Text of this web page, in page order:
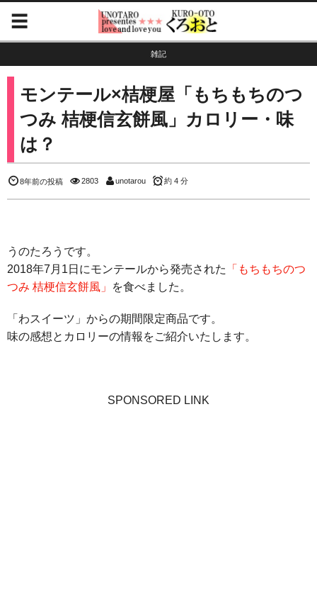
雑記
モンテール×桔梗屋「もちもちのつ
つみ 桔梗信玄餅風」カロリー・味
は？
8年前の投稿 2803 unotarou 約 4 分
うのたろうです。
2018年7月1日にモンテールから発売された
「もちもちのつ
つみ 桔梗信玄餅風」
を食べました。
「わスイーツ」からの期間限定商品です。
味の感想とカロリーの情報をご紹介いたします。
SPONSORED LINK